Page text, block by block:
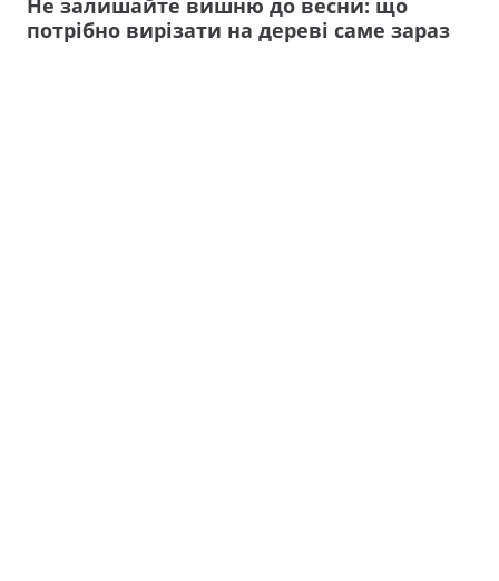
Не залишайте вишню до весни: що
потрібно вирізати на дереві саме зараз